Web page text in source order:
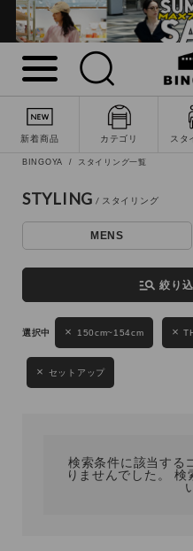
新着商品 カテゴリ スタ
キーワード
性別
MENS
BINGOYA スタイリング一覧
STYLING
MENS
manage_search 絞り
150cm~154cm
セットアップ
検索条件に該当する
りませんでした。 検